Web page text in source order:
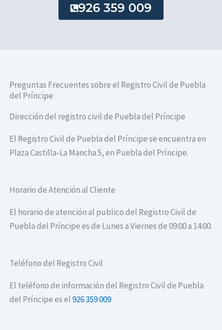
926 359 009
Preguntas Frecuentes sobre el Registro Civil de Puebla
del Príncipe
Dirección del registro civil de Puebla del Príncipe
El Registro Civil de Puebla del Príncipe se encuentra en
Plaza Castilla-La Mancha 5, en Puebla del Príncipe.
Horario de Atención al Cliente
El horario de atención al publico del Registro Civil de
Puebla del Príncipe es de Lunes a Viernes de 09:00 a 14:00.
Teléfono del Registro Civil
El teléfono de información del Registro Civil de Puebla
del Príncipe es el926 359 009